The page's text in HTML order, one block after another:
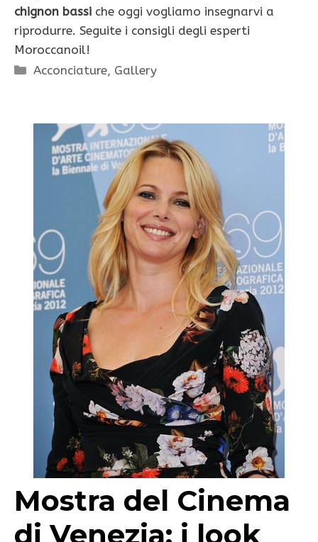
chignon bassi che oggi vogliamo insegnarvi a
riprodurre. Seguite i consigli degli esperti
Moroccanoil!
Categorie
Acconciature, Gallery
Mostra del Cinema
di Venezia: i look